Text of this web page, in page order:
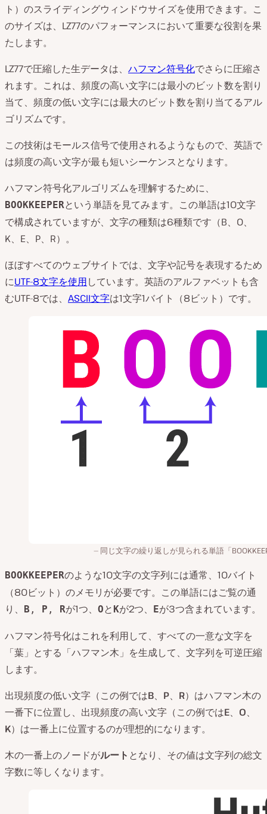
ト）のスライディングウィンドウサイズを使用できます。こ
のサイズは、LZ77のパフォーマンスにおいて重要な役割を果
たします。
LZ77で圧縮した生データは、 ハフマン符号化でさらに圧縮さ
れます。これは、頻度の高い文字には最小のビット数を割り
当て、頻度の低い文字には最大のビット数を割り当てるアル
ゴリズムです。
この技術はモールス信号で使用されるようなもので、英語で
は頻度の高い文字が最も短いシーケンスとなります。
ハフマン符号化アルゴリズムを理解するために、
BOOKKEEPERという単語を見てみます。この単語は10文字
で構成されていますが、文字の種類は6種類です（B、O、
K、E、P、R）。
ほぼすべてのウェブサイトでは、文字や記号を表現するため
にUTF-8文字を使用しています。英語のアルファベットも含
むUTF-8では、 ASCII文字は1文字1バイト（8ビット）です。
同じ文字の繰り返しが見られる単語「
BOOKKEEPERのような10文字の文字列には通常、10バイト
（80ビット）のメモリが必要です。この単語にはご覧の通
り、
B , P , Rが1つ、 Oと Kが2つ、 Eが3つ含まれています。
ハフマン符号化はこれを利用して、すべての一意な文字を
「葉」とする「ハフマン木」を生成して、文字列を可逆圧縮
します。
出現頻度の低い文字（この例ではB、 P、 R）はハフマン木の
一番下に位置し、出現頻度の高い文字（この例ではE、 O、
K）は一番上に位置するのが理想的になります。
木の一番上のノードがルート となり、その値は文字列の総文
字数に等しくなります。